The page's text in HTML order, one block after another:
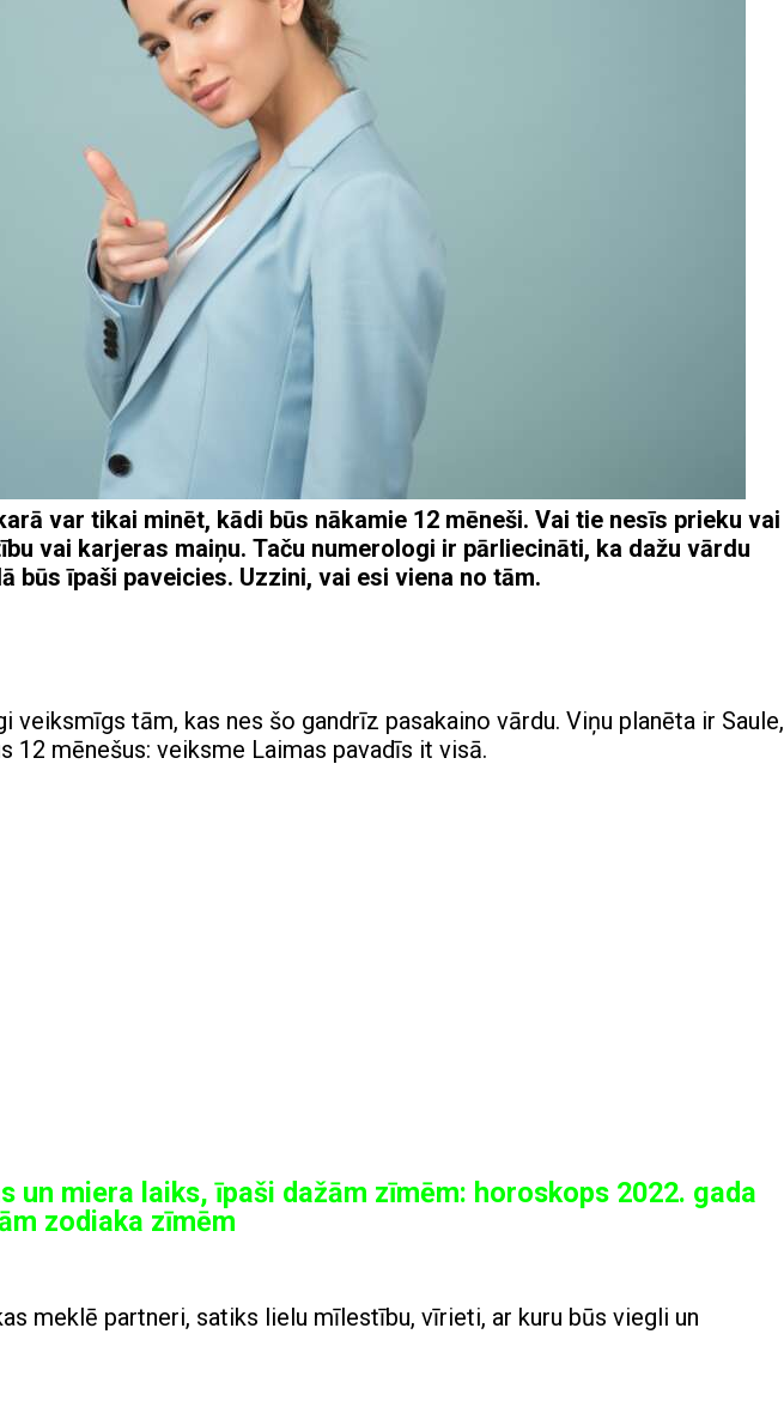
var tikai minēt, kādi būs nākamie 12 mēneši. Vai tie nesīs prieku vai
vai karjeras maiņu. Taču numerologi ir pārliecināti, ka dažu vārdu
būs īpaši paveicies. Uzzini, vai esi viena no tām.
veiksmīgs tām, kas nes šo gandrīz pasakaino vārdu. Viņu planēta ir Saule,
12 mēnešus: veiksme Laimas pavadīs it visā.
un miera laiks, īpaši dažām zīmēm: horoskops 2022. gada
zodiaka zīmēm
meklē partneri, satiks lielu mīlestību, vīrieti, ar kuru būs viegli un